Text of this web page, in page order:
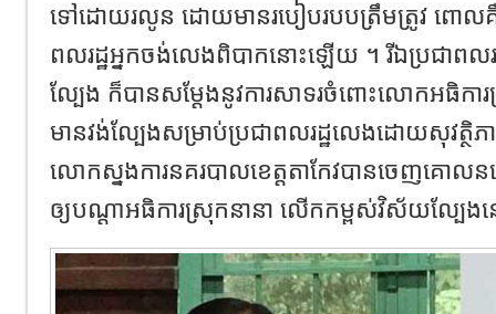
ទៅដោយរលូន ដោយមានរបៀបរបបត្រឹមត្រូវ ពោលគឺមិ
ពលរដ្ឋអ្នកចង់លេង​ពិបាកនោះឡើយ ។ រីឯប្រជាព
ល្បែង​ ក៏បានសម្តែងនូវការសាទរចំពោះលោកអធិកា
មានវង់ល្បែង​សម្រាប់ប្រជាពលរដ្ឋលេងដោយសុវត្ថិភ
លោកស្នងការនគរបាលខេត្តតាកែវ​បានចេញគ
ឲ្យ​បណ្តាអធិការស្រុកនានា លើកកម្ពស់​វិស័យល្បែង